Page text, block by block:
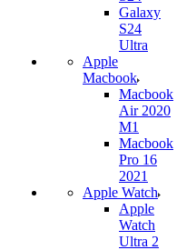
Galaxy
S24
Ultra
Apple
Macbook
Macbook
Air 2020
M1
Macbook
Pro 16
2021
Apple Watch
Apple
Watch
Ultra 2